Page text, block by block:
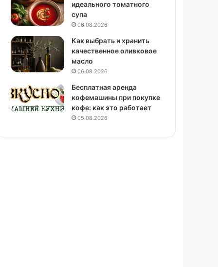
идеального томатного
супа
06.08.2026
Как выбрать и хранить
качественное оливковое
масло
06.08.2026
Бесплатная аренда
кофемашины при покупке
кофе: как это работает
05.08.2026